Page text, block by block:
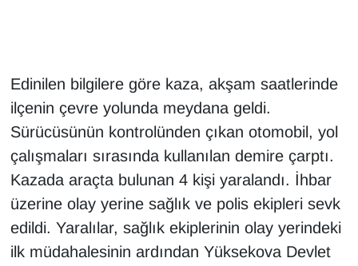
Edinilen bilgilere göre kaza, akşam saatlerinde
ilçenin çevre yolunda meydana geldi.
Sürücüsünün kontrolünden çıkan otomobil, yol
çalışmaları sırasında kullanılan demire çarptı.
Kazada araçta bulunan 4 kişi yaralandı. İhbar
üzerine olay yerine sağlık ve polis ekipleri sevk
edildi. Yaralılar, sağlık ekiplerinin olay yerindeki
ilk müdahalesinin ardından Yüksekova Devlet
Haber
HABERDE İNSAN
İngilizce
Kadın
Kamu Alımları